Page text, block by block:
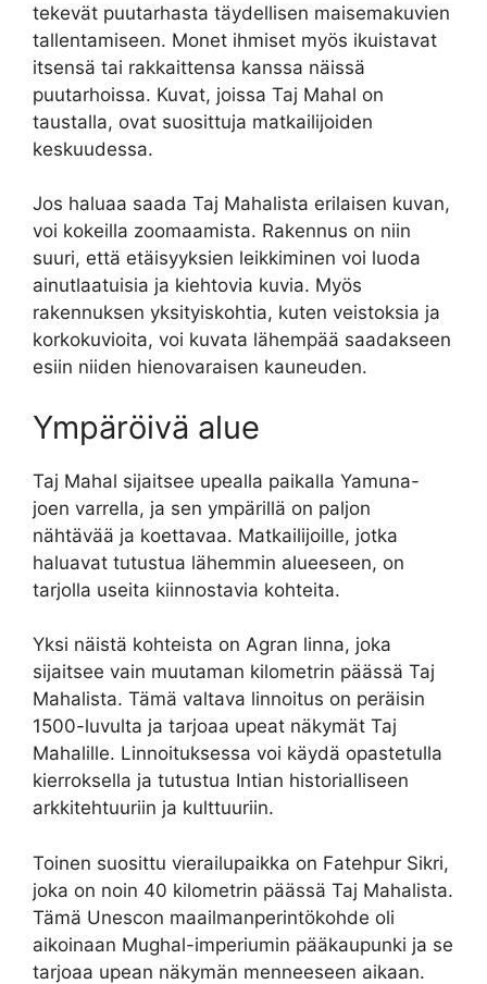
tekevät puutarhasta täydellisen maisemakuvien
tallentamiseen. Monet ihmiset myös ikuistavat
itsensä tai rakkaittensa kanssa näissä
puutarhoissa. Kuvat, joissa Taj Mahal on
taustalla, ovat suosittuja matkailijoiden
keskuudessa.
Jos haluaa saada Taj Mahalista erilaisen kuvan,
voi kokeilla zoomaamista. Rakennus on niin
suuri, että etäisyyksien leikkiminen voi luoda
ainutlaatuisia ja kiehtovia kuvia. Myös
rakennuksen yksityiskohtia, kuten veistoksia ja
korkokuvioita, voi kuvata lähempää saadakseen
esiin niiden hienovaraisen kauneuden.
Ympäröivä alue
Taj Mahal sijaitsee upealla paikalla Yamuna-
joen varrella, ja sen ympärillä on paljon
nähtävää ja koettavaa. Matkailijoille, jotka
haluavat tutustua lähemmin alueeseen, on
tarjolla useita kiinnostavia kohteita.
Yksi näistä kohteista on Agran linna, joka
sijaitsee vain muutaman kilometrin päässä Taj
Mahalista. Tämä valtava linnoitus on peräisin
1500-luvulta ja tarjoaa upeat näkymät Taj
Mahalille. Linnoituksessa voi käydä opastetulla
kierroksella ja tutustua Intian historialliseen
arkkitehtuuriin ja kulttuuriin.
Toinen suosittu vierailupaikka on Fatehpur Sikri,
joka on noin 40 kilometrin päässä Taj Mahalista.
Tämä Unescon maailmanperintökohde oli
aikoinaan Mughal-imperiumin pääkaupunki ja se
tarjoaa upean näkymän menneeseen aikaan.